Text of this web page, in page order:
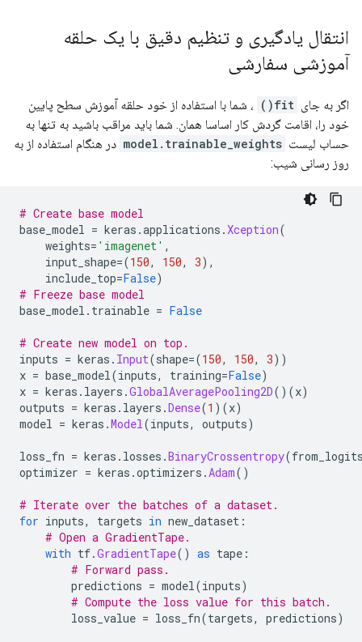
انتقال یادگیری و تنظیم دقیق با یک حلقه
آموزشی سفارشی
اگر به جای fit()
، شما با استفاده از خود حلقه آموزش سطح پایین
خود را، اقامت گردش کار اساسا همان. شما باید مراقب باشید به تنها به
حساب لیست model.trainable_weights در هنگام استفاده از به
روز رسانی شیب:
# Create base model
base_model = keras .applications .Xception(
weights= 'imagenet' ,
input_shape=(150, 150, 3),
include_top=False)
# Freeze base model
base_model . trainable = False
# Create new model on top.
inputs = keras . Input(shape=(150, 150, 3))
x = base_model(inputs, training=False)
x = keras . layers .GlobalAveragePooling2D()(x)
outputs = keras . layers .Dense(1 )(x)
model = keras .Model(inputs, outputs)
loss_fn = keras . losses .BinaryCrossentropy(
optimizer = keras .optimizers .Adam()
# Iterate over the batches of a dataset.
for inputs, targets in new_dataset :
# Open a GradientTape.
with tf.GradientTape() as tape :
# Forward pass.
predictions = model(inputs)
# Compute the loss value for this batch.
loss_value = loss_fn(targets, predictions)